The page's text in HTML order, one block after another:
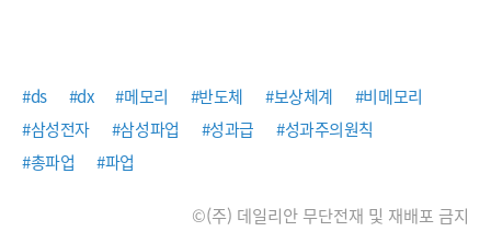
#ds #dx #메모리 #반도체 #보상체계
#비메모리
#삼성전자
#삼성파업 #성과급
#성과주의원칙
#총파업
#파업
©(주) 데일리안 무단전재 및 재배포 금지